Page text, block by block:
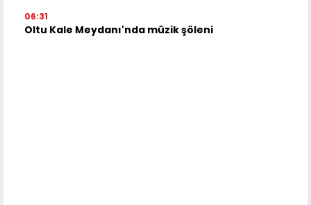
06:31
Oltu Kale Meydanı'nda müzik şöleni